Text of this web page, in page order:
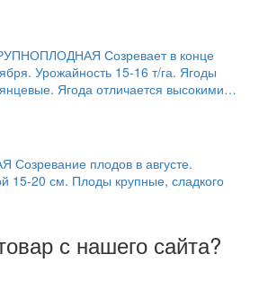
Созревает в конце
Урожайность 15-16 т/га. Ягоды
Ягода отличается высокими…
плодов в августе.
15-20 см. Плоды крупные, сладкого
с нашего сайта?